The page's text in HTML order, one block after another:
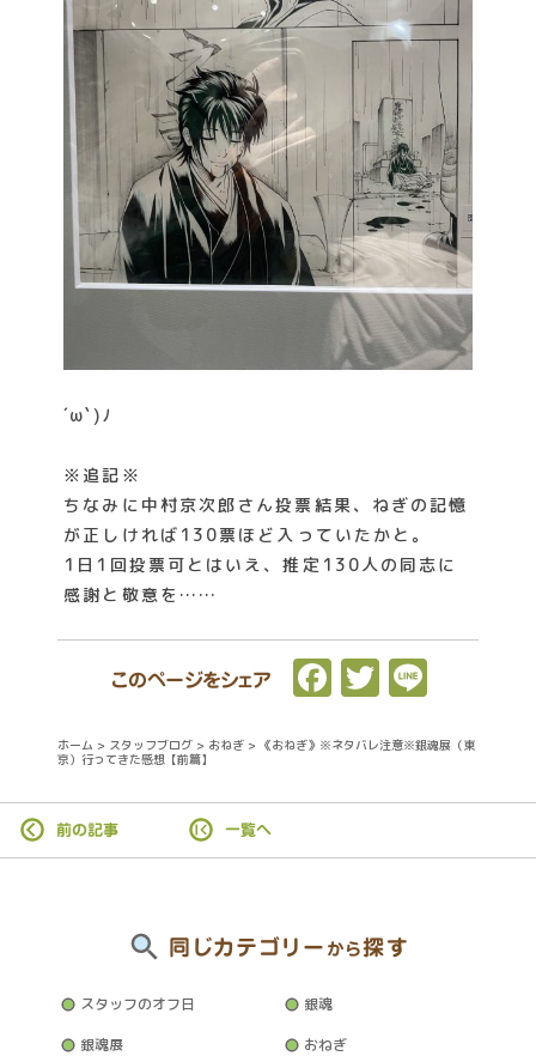
´ω`)ﾉ
※追記※
ちなみに中村京次郎さん投票結果、ねぎの記憶
が正しければ130票ほど入っていたかと。
1日1回投票可とはいえ、推定130人の同志に
感謝と敬意を……
このページをシェア F
c
e
o
k
T
it
t
r
L
n
e
ホーム > スタッフブログ > おねぎ > 《おねぎ》※ネタバレ注意※銀魂展（東
京）行ってきた感想【前篇】
前の記事 一覧へ
同じカテゴリー から探す
スタッフのオフ日
銀魂
銀魂展
おねぎ